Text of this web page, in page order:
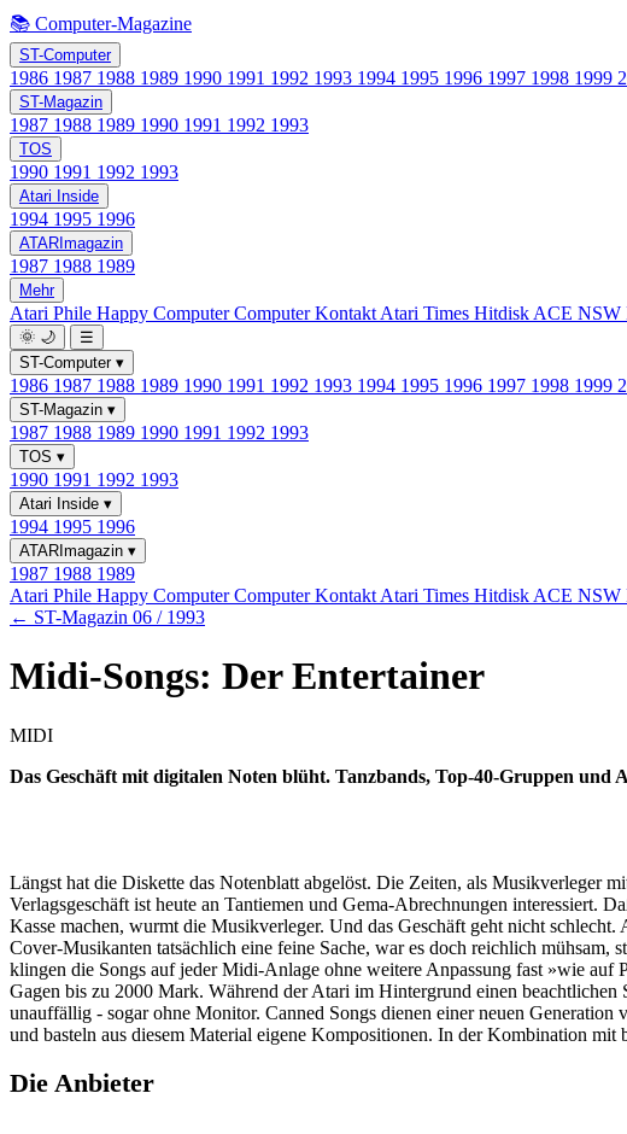
📚 Computer-Magazine
ST-Computer
1986 1987 1988 1989 1990 1991 1992 1993 1994 1995 1996 1997 1998 1999
ST-Magazin
1987 1988 1989 1990 1991 1992 1993
TOS
1990 1991 1992 1993
Atari Inside
1994 1995 1996
ATARImagazin
1987 1988 1989
Mehr
Atari Phile Happy ComputerComputer Kontakt Atari Times Hitdisk ACE NSW
🌞 🌙
☰
ST-Computer ▾
1986 1987 1988 1989 1990 1991 1992 1993 1994 1995 1996 1997 1998 1999
ST-Magazin ▾
1987 1988 1989 1990 1991 1992 1993
TOS ▾
1990 1991 1992 1993
Atari Inside ▾
1994 1995 1996
ATARImagazin ▾
1987 1988 1989
Atari Phile Happy ComputerComputer Kontakt Atari Times Hitdisk ACE NSW
← ST-Magazin 06 / 1993
Midi-Songs: Der Entertainer
MIDI
Das Geschäft mit digitalen Noten blüht. Tanzbands, Top-40-Gruppen
Längst hat die Diskette das Notenblatt abgelöst. Die Zeiten, als Musikverleger
Verlagsgeschäft ist heute an Tantiemen und Gema-Abrechnungen interessiert.
Kasse machen, wurmt die Musikverleger. Und das Geschäft geht nicht
Cover-Musikanten tatsächlich eine feine Sache, war es doch reichlich
klingen die Songs auf jeder Midi-Anlage ohne weitere Anpassung fast »wie
Gagen bis zu 2000 Mark. Während der Atari im Hintergrund einen
unauffällig - sogar ohne Monitor. Canned Songs dienen einer neuen
und basteln aus diesem Material eigene Kompositionen. In der Kombination
Die Anbieter